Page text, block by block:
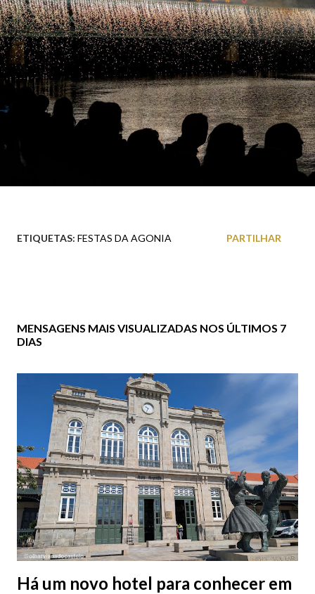
ETIQUETAS: FESTAS DA AGONIA PARTILHAR
MENSAGENS MAIS VISUALIZADAS NOS ÚLTIMOS 7
DIAS
Há um novo hotel para conhecer em